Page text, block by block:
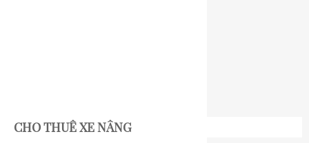
CHO THUÊ XE NÂNG